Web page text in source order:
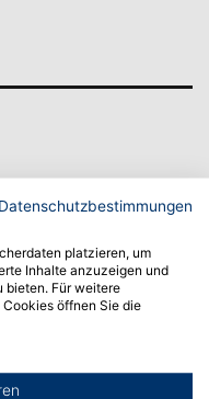
Datenschutzbestimmungen
platzieren, um
Inhalte anzuzeigen und
bieten. Für weitere
öffnen Sie die